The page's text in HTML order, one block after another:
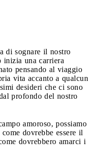
di sognare il nostro
inizia una carriera
pensando al viaggio
vita accanto a qualcun
desideri che ci sono
profondo del nostro
amoroso, possiamo
dovrebbe essere il
dovrebbero amarci i